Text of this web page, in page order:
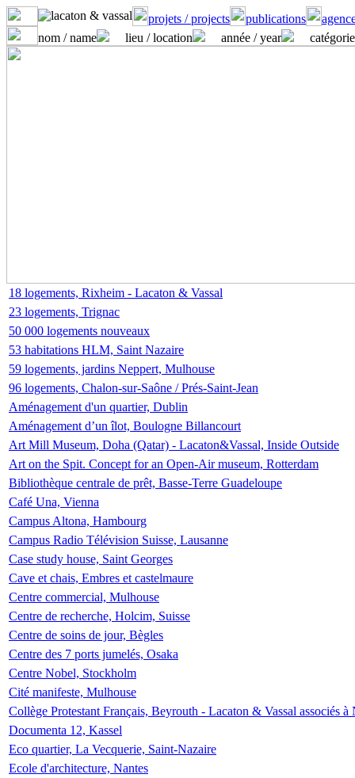
projets / projects publications
nom / name
lieu / location année / year
18 logements, Rixheim - Lacaton & Vassal
23 logements, Trignac
50 000 logements nouveaux
53 habitations HLM, Saint Nazaire
59 logements, jardins Neppert, Mulhouse
96 logements, Chalon-sur-Saône / Prés-Saint-Jean
Aménagement d'un quartier, Dublin
Aménagement d’un îlot, Boulogne Billancourt
Art Mill Museum, Doha (Qatar) - Lacaton&Vassal, Inside Outside
Art on the Spit. Concept for an Open-Air museum, Rotterdam
Bibliothèque centrale de prêt, Basse-Terre Guadeloupe
Café Una, Vienna
Campus Altona, Hambourg
Campus Radio Télévision Suisse, Lausanne
Case study house, Saint Georges
Cave et chais, Embres et castelmaure
Centre commercial, Mulhouse
Centre de recherche, Holcim, Suisse
Centre de soins de jour, Bègles
Centre des 7 ports jumelés, Osaka
Centre Nobel, Stockholm
Cité manifeste, Mulhouse
Collège Protestant Français, Beyrouth - Lacaton & Vassal associés
Documenta 12, Kassel
Eco quartier, La Vecquerie, Saint-Nazaire
Ecole d'architecture, Nantes